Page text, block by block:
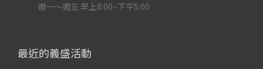
週一～週五 早上8:00~下午5:00
最近的義盛活動